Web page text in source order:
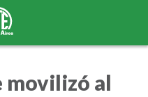
movilizó al